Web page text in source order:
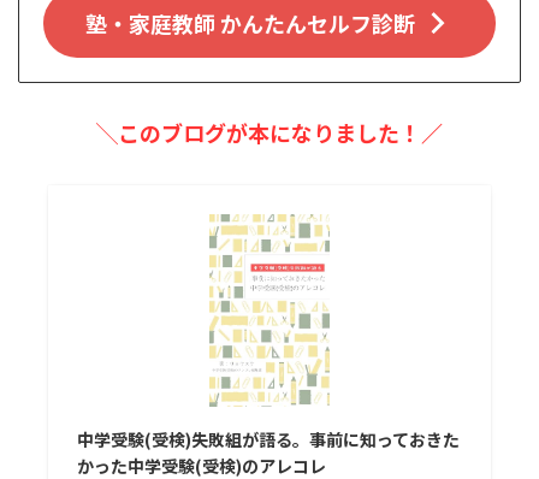
塾・家庭教師 かんたんセルフ診断
╲このブログが本になりました！／
中学受験(受検)失敗組が語る。事前に知っておきた
かった中学受験(受検)のアレコレ